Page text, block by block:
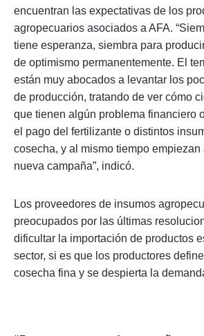
encuentran las expectativas de los
agropecuarios asociados a AFA.
tiene esperanza, siembra para
de optimismo permanentemente. El
están muy abocados a levantar los
de producción, tratando de ver cómo
que tienen algún problema financiero
el pago del fertilizante o distintos
cosecha, y al mismo tiempo empiezan
nueva campaña”, indicó.
Los proveedores de insumos
preocupados por las últimas
dificultar la importación de productos
sector, si es que los productores
cosecha fina y se despierta la